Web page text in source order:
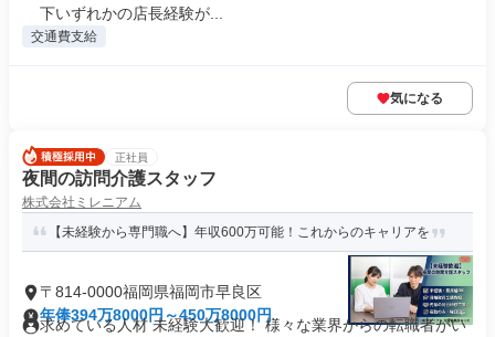
下いずれかの店長経験が...
交通費支給
気になる
正社員
夜間の訪問介護スタッフ
株式会社ミレニアム
【未経験から専門職へ】年収600万可能！これからのキャリアを
〒814-0000福岡県福岡市早良区
年俸394万8000円～450万8000円
求めている人材 未経験大歓迎！ 様々な業界からの転職者がい